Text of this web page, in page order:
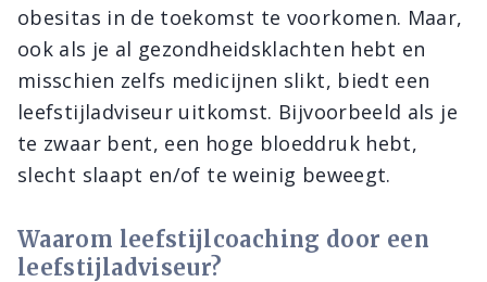
obesitas in de toekomst te voorkomen. Maar,
ook als je al gezondheidsklachten hebt en
misschien zelfs medicijnen slikt, biedt een
leefstijladviseur uitkomst. Bijvoorbeeld als je
te zwaar bent, een hoge bloeddruk hebt,
slecht slaapt en/of te weinig beweegt.
Waarom leefstijlcoaching door een
leefstijladviseur?